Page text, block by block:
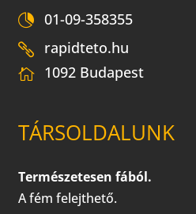
01-09-358355
rapidteto.hu
1092 Budapest
TÁRSOLDALUNK
Természetesen fából.
A fém felejthető.